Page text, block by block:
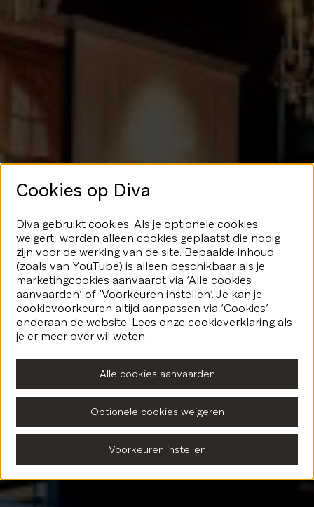
Geen glans
hier
We speelden je blijkbaar even
kwijt...Geen nood, er valt nog veel
fonkeling te ontdekken.
Terug naar de homepagina
Cookies op Diva
Diva gebruikt cookies. Als je optionele cookies
weigert, worden alleen cookies geplaatst die nodig
zijn voor de werking van de site. Bepaalde inhoud
(zoals van YouTube) is alleen beschikbaar als je
marketingcookies aanvaardt via ‘Alle cookies
aanvaarden’ of ‘Voorkeuren instellen’. Je kan je
cookievoorkeuren altijd aanpassen via ‘Cookies’
onderaan de website. Lees onze cookieverklaring als
je er meer over wil weten.
Alle cookies aanvaarden
Optionele cookies weigeren
Voorkeuren instellen